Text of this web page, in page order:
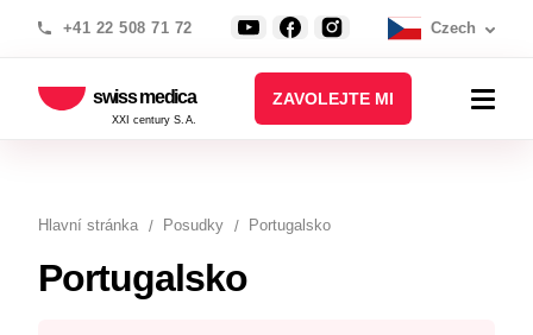
+41 22 508 71 72 Czech
swiss medica
XXI century S.A.
ZAVOLEJTE MI
Hlavní stránka Posudky Portugalsko
Portugalsko